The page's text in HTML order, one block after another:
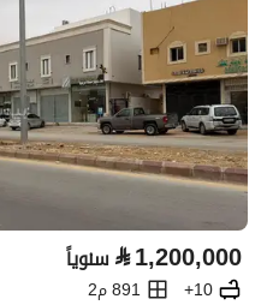
⃁1,200,000 سنوياً
10+
891 م2